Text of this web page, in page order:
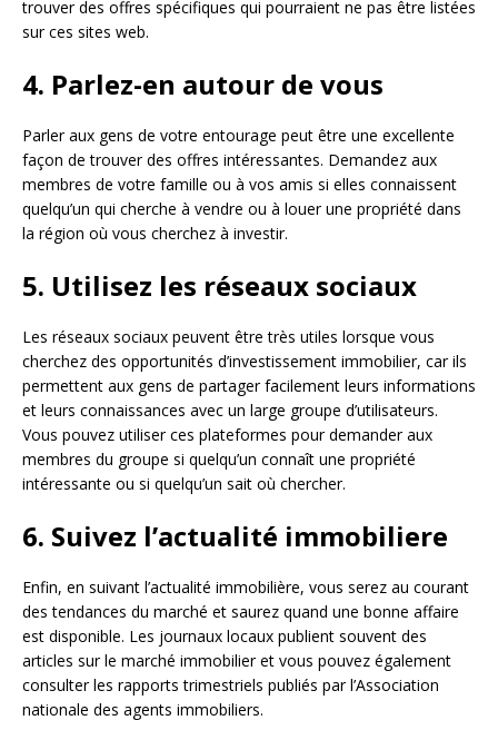
trouver des offres spécifiques qui pourraient ne pas être listées
sur ces sites web.
4. Parlez-en autour de vous
Parler aux gens de votre entourage peut être une excellente
façon de trouver des offres intéressantes. Demandez aux
membres de votre famille ou à vos amis si elles connaissent
quelqu’un qui cherche à vendre ou à louer une propriété dans
la région où vous cherchez à investir.
5. Utilisez les réseaux sociaux
Les réseaux sociaux peuvent être très utiles lorsque vous
cherchez des opportunités d’investissement immobilier, car ils
permettent aux gens de partager facilement leurs informations
et leurs connaissances avec un large groupe d’utilisateurs.
Vous pouvez utiliser ces plateformes pour demander aux
membres du groupe si quelqu’un connaît une propriété
intéressante ou si quelqu’un sait où chercher.
6. Suivez l’actualité immobiliere
Enfin, en suivant l’actualité immobilière, vous serez au courant
des tendances du marché et saurez quand une bonne affaire
est disponible. Les journaux locaux publient souvent des
articles sur le marché immobilier et vous pouvez également
consulter les rapports trimestriels publiés par l’Association
nationale des agents immobiliers.